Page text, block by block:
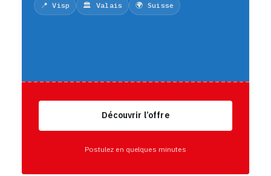
📍 Visp 🏛️ Valais 🌍 Suisse
Découvrir l’offre
Postulez en quelques minutes